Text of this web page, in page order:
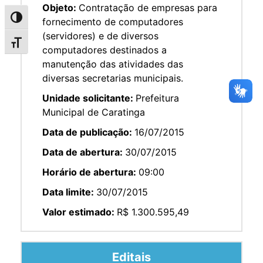
Alternar alto contraste
Alternar tamanho da fonte
Objeto: Contratação de empresas para
fornecimento de computadores
(servidores) e de diversos
computadores destinados a
manutenção das atividades das
diversas secretarias municipais.
Unidade solicitante: Prefeitura
Municipal de Caratinga
Data de publicação: 16/07/2015
Data de abertura: 30/07/2015
Horário de abertura: 09:00
Data limite: 30/07/2015
Valor estimado: R$ 1.300.595,49
Editais